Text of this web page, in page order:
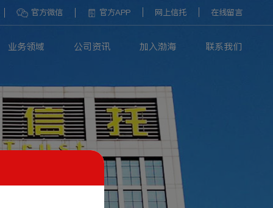
官方微信 官方APP 网上信托 在线留言
业务领域 公司资讯 加入渤海 联系我们